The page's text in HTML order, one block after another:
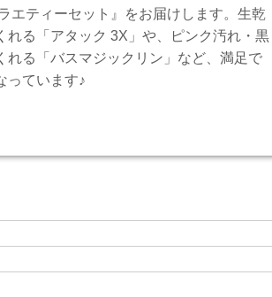
エティーセット』をお届けします。生乾
れる「アタック 3X」や、ピンク汚れ・黒
れる「バスマジックリン」など、満足で
っています♪